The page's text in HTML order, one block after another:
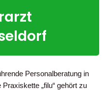
Personalberatung in
„filu“ gehört zu